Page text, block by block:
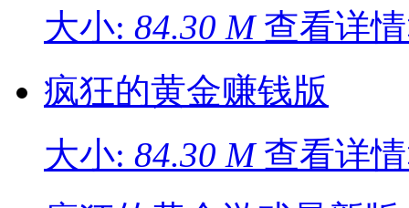
大小: 84.30 M查看详
疯狂的黄金赚钱版
大小: 84.30 M查看详